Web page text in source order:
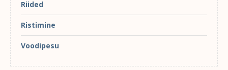
Riided
Ristimine
Voodipesu